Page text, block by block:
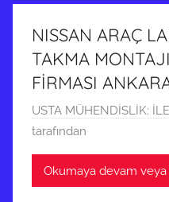
t
a
r
h
i
n
d
NISSAN ARAÇ
TAKMA
FİRMASI
5
A
r
USTA MÜHENDİSLİK:
tarafından
Okumaya devam veya